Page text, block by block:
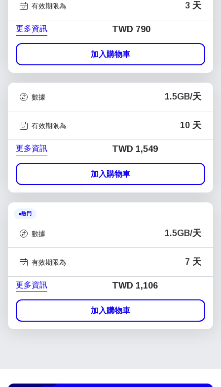
有效期限為 3 天
更多資訊 TWD 790
加入購物車
數據 1.5GB/天
有效期限為 10 天
更多資訊 TWD 1,549
加入購物車
熱門
數據 1.5GB/天
有效期限為 7 天
更多資訊 TWD 1,106
加入購物車